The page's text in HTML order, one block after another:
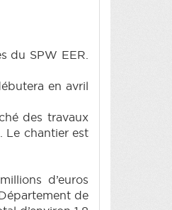
du SPW EER.
en avril
des travaux
Le chantier est
d’euros
de